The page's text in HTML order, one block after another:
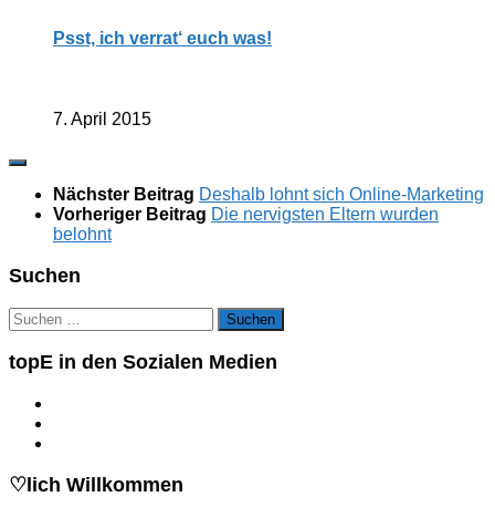
Psst, ich verrat‘ euch was!
7. April 2015
Nächster Beitrag Deshalb lohnt sich Online-Marketing
Vorheriger Beitrag Die nervigsten Eltern wurden
belohnt
Suchen
Suchen
nach:
topE in den Sozialen Medien
♡lich Willkommen